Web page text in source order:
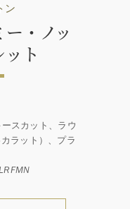
ン
・ノッ
ト
スカット、ラウ
ラット）、プラ